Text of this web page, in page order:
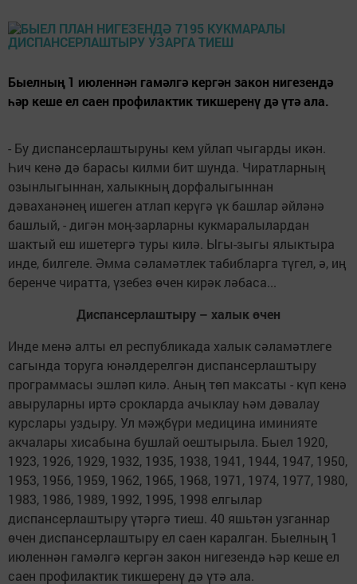
Быелның 1 июленнән гамәлгә кергән закон нигезендә
һәр кеше ел саен профилактик тикшеренү дә үтә ала.
- Бу диспансерлаштыруны кем уйлап чыгарды икән.
Һич кенә дә барасы килми бит шунда. Чиратларның
озынлыгыннан, халыкның дорфалыгыннан
дәваханәнең ишеген атлап керүгә үк башлар әйләнә
башлый, - дигән моң-зарларны кукмаралылардан
шактый еш ишетергә туры килә. Ыгы-зыгы ялыктыра
инде, билгеле. Әмма сәламәтлек табибларга түгел, ә, иң
беренче чиратта, үзебез өчен кирәк ләбаса...
Диспансерлаштыру – халык өчен
Инде менә алты ел республикада халык сәламәтлеге
сагында торуга юнәлдерелгән диспансерлаштыру
программасы эшләп килә. Аның төп максаты - күп кенә
авыруларны иртә срокларда ачыклау һәм дәвалау
курслары уздыру. Ул мәҗбүри медицина иминияте
акчалары хисабына бушлай оештырыла. Быел 1920,
1923, 1926, 1929, 1932, 1935, 1938, 1941, 1944, 1947, 1950,
1953, 1956, 1959, 1962, 1965, 1968, 1971, 1974, 1977, 1980,
1983, 1986, 1989, 1992, 1995, 1998 елгылар
диспансерлаштыру үтәргә тиеш. 40 яшьтән узганнар
өчен диспансерлаштыру ел саен каралган. Быелның 1
июленнән гамәлгә кергән закон нигезендә һәр кеше ел
саен профилактик тикшеренү дә үтә ала.